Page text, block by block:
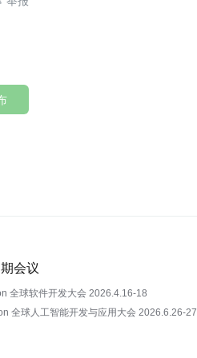
会议
全球软件开发大会 2026.4.16-18
全球人工智能开发与应用大会 2026.6.26-27